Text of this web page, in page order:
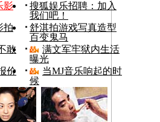
影
搜狐娱乐招聘：加入
我们吧！
拍
舒淇拍游戏写真造型
百变鬼马
敢
满文军牢狱内生活
曝光
价
当MJ音乐响起的时
候